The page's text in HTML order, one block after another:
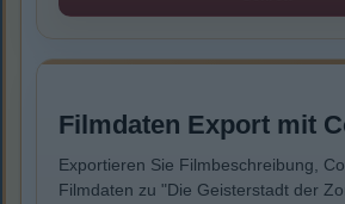
Filmdaten Export mit
Exportieren Sie Filmbeschreibung,
Filmdaten zu "Die Geisterstadt der